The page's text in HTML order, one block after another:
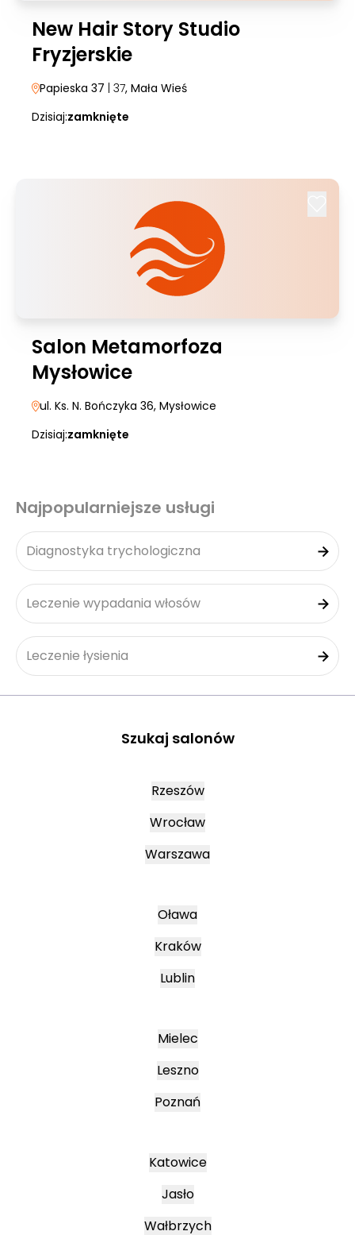
New Hair Story Studio
Fryzjerskie
Papieska 37 | 37, Mała Wieś
Dzisiaj:zamknięte
Salon Metamorfoza
Mysłowice
ul. Ks. N. Bończyka 36, Mysłowice
Dzisiaj:zamknięte
Najpopularniejsze usługi
Diagnostyka trychologiczna
Leczenie wypadania włosów
Leczenie łysienia
Szukaj salonów
Rzeszów
Wrocław
Warszawa
Oława
Kraków
Lublin
Mielec
Leszno
Poznań
Katowice
Jasło
Wałbrzych